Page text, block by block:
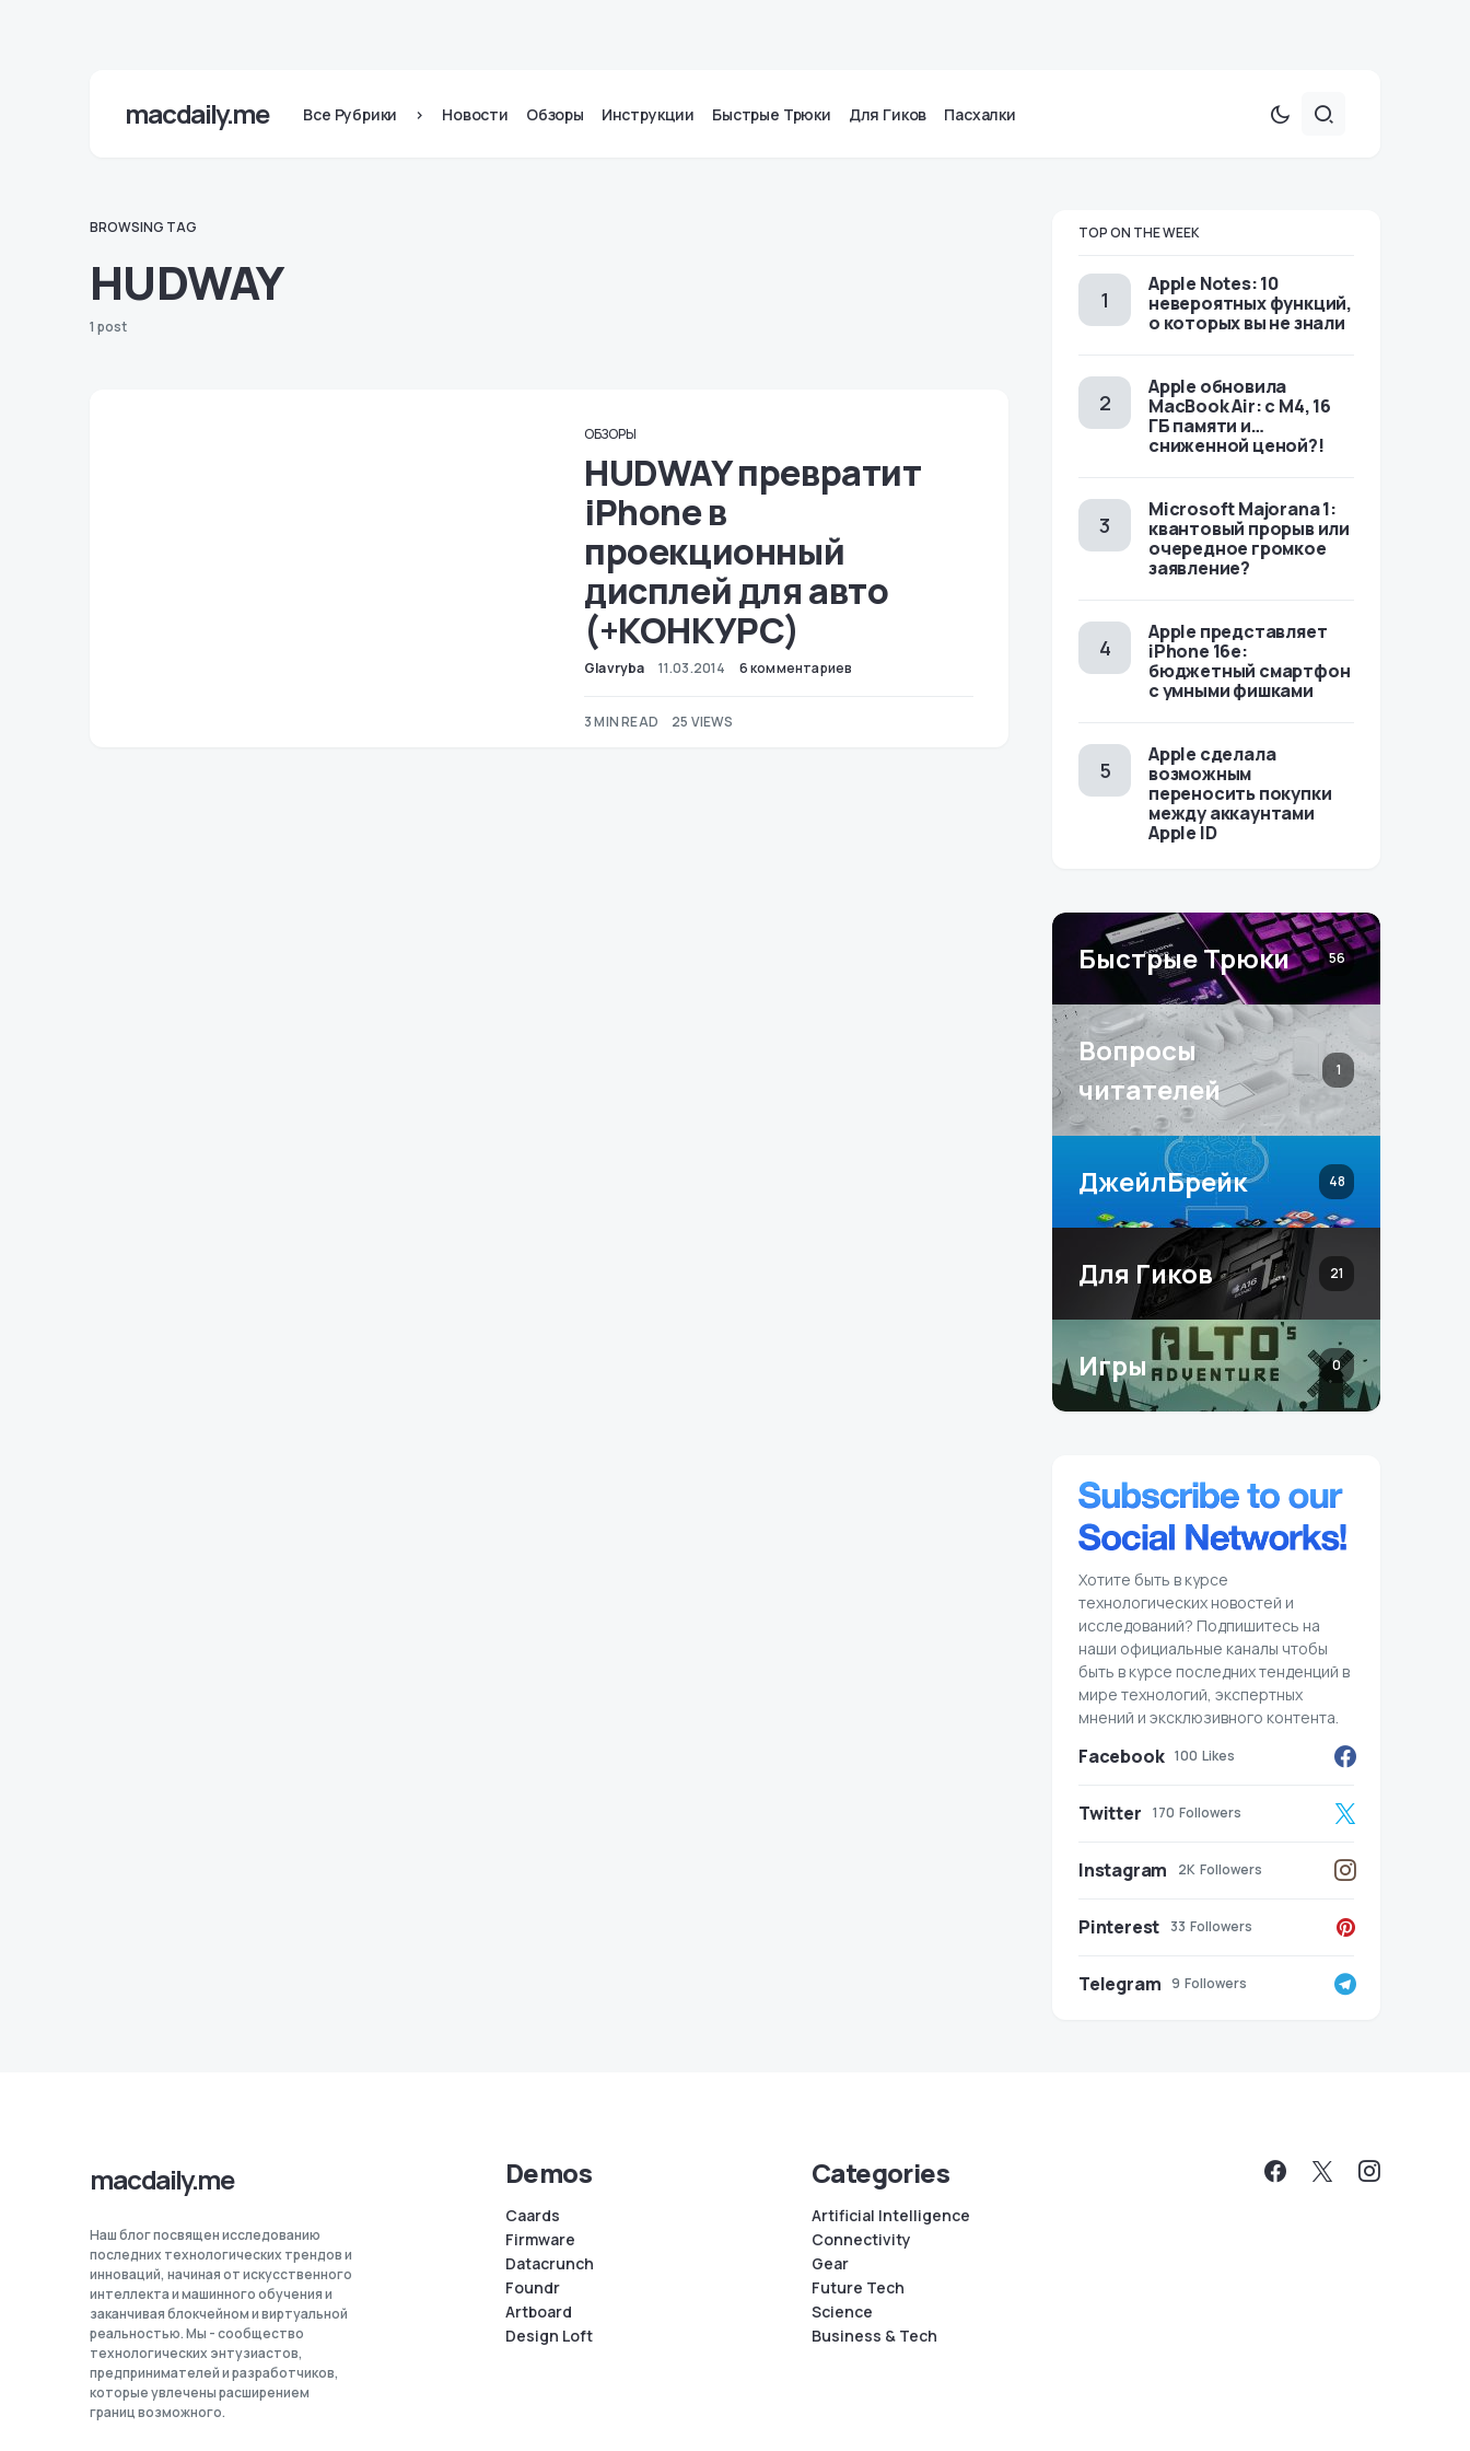
macdaily.me Все Рубрики > Новости Обзоры Инструкции Быстрые Трюки Для Гиков Пасхалки
BROWSING TAG
HUDWAY
1 post
ОБЗОРЫ
HUDWAY превратит
iPhone в
проекционный
дисплей для авто
(+КОНКУРС)
Glavryba 11.03.2014 6 комментариев
3 MIN READ 25 VIEWS
TOP ON THE WEEK
Apple Notes: 10
невероятных функций,
о которых вы не знали
Apple обновила
MacBook Air: с M4, 16
ГБ памяти и…
сниженной ценой?!
Microsoft Majorana 1:
квантовый прорыв или
очередное громкое
заявление?
Apple представляет
iPhone 16e:
бюджетный смартфон
с умными фишками
Apple сделала
возможным
переносить покупки
между аккаунтами
Apple ID
Быстрые Трюки 56
Вопросы
читателей
1
ДжейлБрейк 48
Для Гиков 21
Игры 0
Хотите быть в курсе
технологических новостей и
исследований? Подпишитесь на
наши официальные каналы чтобы
быть в курсе последних тенденций в
мире технологий, экспертных
мнений и эксклюзивного контента.
Facebook 100 Likes
Twitter 170 Followers
Instagram 2K Followers
Pinterest 33 Followers
Telegram 9 Followers
macdaily.me
Наш блог посвящен исследованию
последних технологических трендов и
инноваций, начиная от искусственного
интеллекта и машинного обучения и
заканчивая блокчейном и виртуальной
реальностью. Мы - сообщество
технологических энтузиастов,
предпринимателей и разработчиков,
которые увлечены расширением
границ возможного.
Demos
Caards
Firmware
Datacrunch
Foundr
Artboard
Design Loft
Categories
Artificial Intelligence
Connectivity
Gear
Future Tech
Science
Business & Tech